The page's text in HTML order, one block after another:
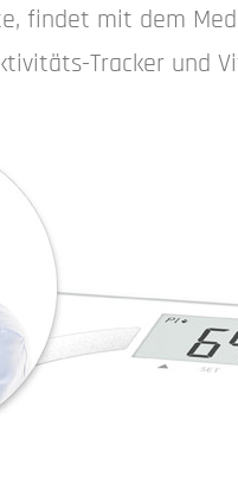
findet mit dem
Tracker und